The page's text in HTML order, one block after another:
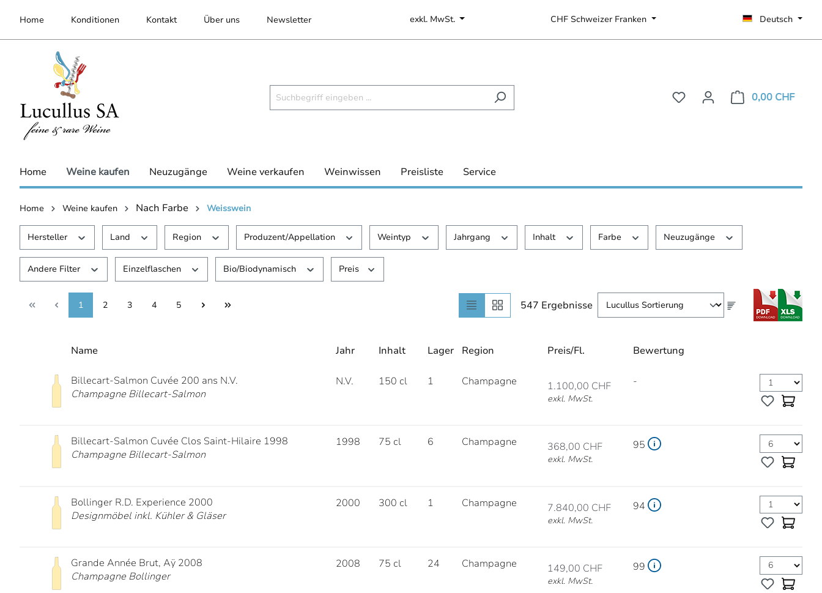
springen
Home Konditionen Kontakt Über uns Newsletter exkl. MwSt. CHF Schweizer Franken Deutsch
0,00 CHF
Home Weine kaufen Neuzugänge Weine verkaufen Weinwissen Preisliste Service
Home Weine kaufen Nach Farbe Weisswein
Hersteller Land Region Produzent/Appellation Weintyp Jahrgang Inhalt Farbe Neuzugänge
Andere Filter Einzelflaschen Bio/Biodynamisch Preis
1 2 3 4 5 547 Ergebnisse
Name Jahr Inhalt Lager Region Preis/Fl. Bewertung
Billecart-Salmon Cuvée 200 ans N.V.
Champagne Billecart-Salmon
N.V. 150 cl 1 Champagne 1.100,00 CHF
exkl. MwSt.
-
Billecart-Salmon Cuvée Clos Saint-Hilaire 1998
Champagne Billecart-Salmon
1998 75 cl 6 Champagne 368,00 CHF
exkl. MwSt.
95
Bollinger R.D. Experience 2000
Designmöbel inkl. Kühler & Gläser
2000 300 cl 1 Champagne 7.840,00 CHF
exkl. MwSt.
94
Grande Année Brut, Aÿ 2008
Champagne Bollinger
2008 75 cl 24 Champagne 149,00 CHF
exkl. MwSt.
99